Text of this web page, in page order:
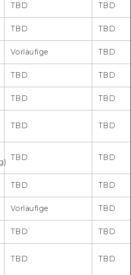
TBD TBD
TBD TBD
Vorläufige TBD
TBD TBD
TBD TBD
TBD TBD
TBD TBD
TBD TBD
Vorläufige TBD
TBD TBD
TBD TBD